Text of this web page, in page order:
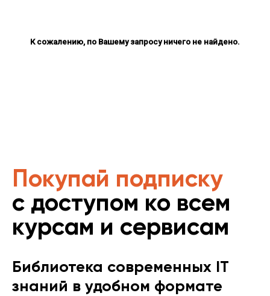
К сожалению, по Вашему запросу ничего не найдено.
Покупай подписку
с доступом ко всем
курсам и сервисам
Библиотека современных IT
знаний в удобном формате